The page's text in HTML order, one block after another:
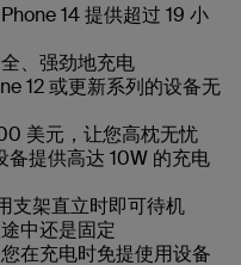
14 提供超过 19 小
、强劲地充电
12 或更新系列的设备无
美元，让您高枕无忧
提供高达 10W 的充电
支架直立时即可待机
中还是固定
在充电时免提使用设备